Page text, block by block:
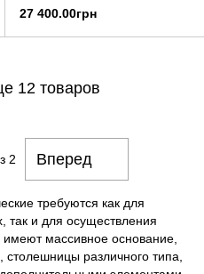
27 400.00грн
12 товаров
2 Вперед
требуются как для
так и для осуществления
имеют массивное основание,
столешницы различного типа,